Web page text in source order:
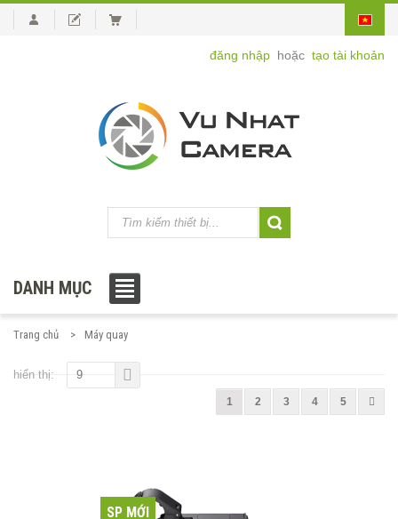
đăng nhập hoặc tạo tài khoản
DANH MỤC
Trang chủ Máy quay
1 2 3 4 5
hiển thị: 9
SP MỚI